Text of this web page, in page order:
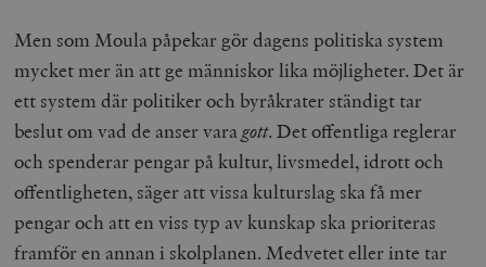
Men som Moula påpekar gör dagens politiska system
mycket mer än att ge människor lika möjligheter. Det är
ett system där politiker och byråkrater ständigt tar
beslut om vad de anser varagott. Det offentliga reglerar
och spenderar pengar på kultur, livsmedel, idrott och
offentligheten, säger att vissa kulturslag ska få mer
pengar och att en viss typ av kunskap ska prioriteras
framför en annan i skolplanen. Medvetet eller inte tar